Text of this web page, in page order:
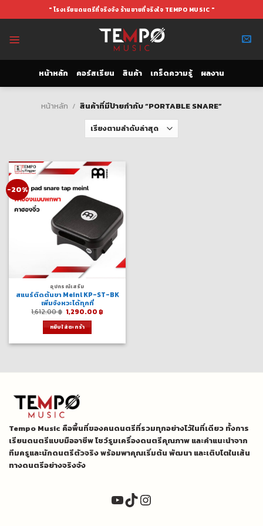
to
" โรงเรียนดนตรีที่จริงจัง ร้านขายที่จริงใจ TEMPO MUSIC "
หน้าหลัก คอร์สเรียน สินค้า เกร็ดความรู้ ผลงาน
หน้าหลัก / สินค้าที่มีป้ายกำกับ “PORTABLE SNARE”
-20%
อุปกรณ์เสริม
สแนร์ติดต้นขา Meinl KP-ST-BK
เพิ่มจังหวะได้ทุกที่
1,612.00฿ Original
price
was:
1,612.00 ฿.
1,290.00 ฿Current
หยิบใส่ตะกร้า
Tempo Music คือพื้นที่ของคนดนตรีที่รวมทุกอย่างไว้ในที่เดียว ทั้งการ
เรียนดนตรีแบบมืออาชีพ โชว์รูมเครื่องดนตรีคุณภาพ และคำแนะนำจาก
ทีมครูและนักดนตรีตัวจริง พร้อมพาคุณเริ่มต้น พัฒนา และเติบโตในเส้น
ทางดนตรีอย่างจริงจัง
YouTube
TikTok
Instagram